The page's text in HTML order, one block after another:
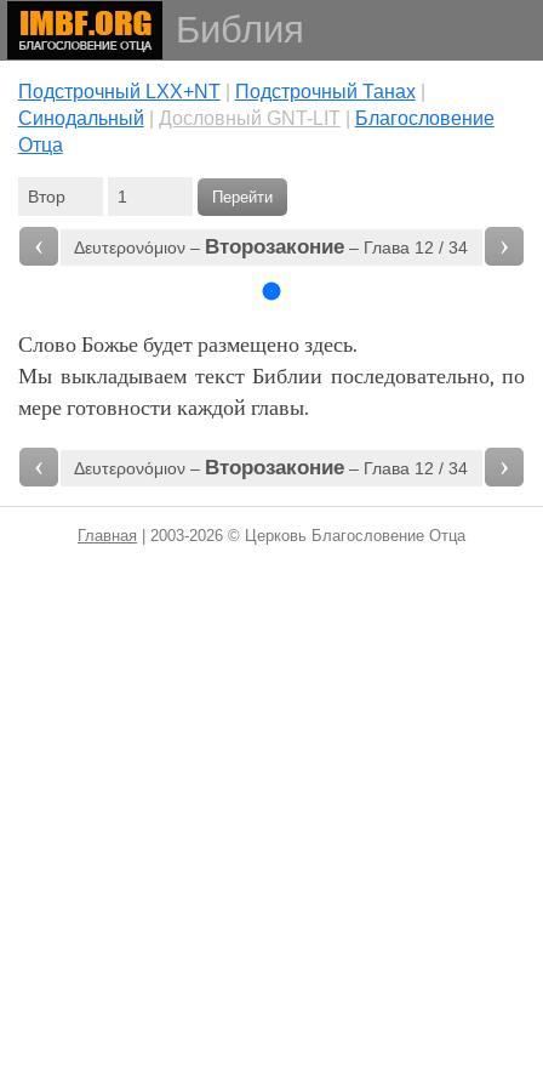
Библия
Подстрочный LXX+NT| Подстрочный Танах|
Cинодальный
Дословный GNT-LIT|
Благословение
Отца
Перейти
‹ Δευτερονόμιον – Второзаконие – Глава 12 / 34 ›
Слово Божье будет размещено здесь.
Мы выкладываем текст Библии последовательно, по
мере готовности каждой главы.
‹ Δευτερονόμιον – Второзаконие – Глава 12 / 34 ›
Главная | 2003-2026 © Церковь Благословение Отца